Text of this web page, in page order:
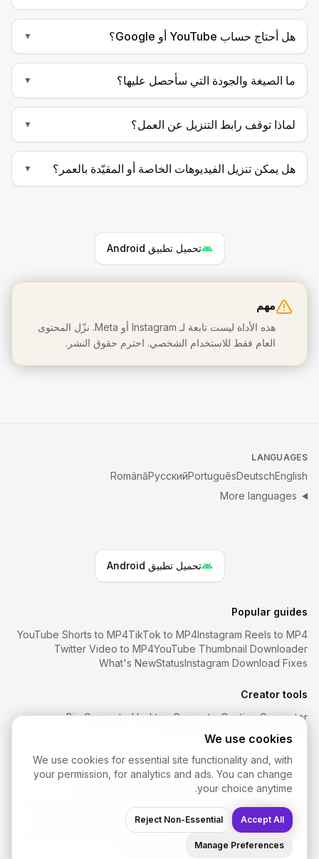
هل أحتاج حساب YouTube أو Google؟ ▼
ما الصيغة والجودة التي سأحصل عليها؟ ▼
لماذا توقف رابط التنزيل عن العمل؟ ▼
هل يمكن تنزيل الفيديوهات الخاصة أو المقيّدة بالعمر؟ ▼
تحميل تطبيق Android
مهم
هذه الأداة ليست تابعة لـ Instagram أو Meta. نزّل المحتوى
العام فقط للاستخدام الشخصي. احترم حقوق النشر.
LANGUAGES
English
Deutsch
Português
Русский
Română
More languages
تحميل تطبيق Android
Popular guides
Instagram Reels to MP4
TikTok to MP4
YouTube Shorts to MP4
YouTube Thumbnail Downloader
Twitter Video to MP4
Instagram Download Fixes
Status
What's New
Creator tools
Caption Generator
Hashtag Generator
Bio Generator
Username Ideas
©
2026
. All rights reserved.
تنزيل فيديو إنستغرامتنزيل فيديو فيسبوك
تنزيل فيديو تيك توكتنزيل فيديو Twitter / X
الأسئلة الشائعة
سياسة الخصوصيةالشروط
Cookie Settings
We use cookies
We use cookies for essential site functionality and, with
your permission, for analytics and ads. You can change
your choice anytime.
Accept All
Reject Non-Essential
Manage Preferences